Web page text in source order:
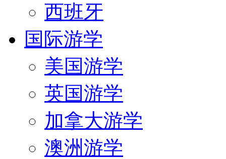
西班牙
国际游学
美国游学
英国游学
加拿大游学
澳洲游学